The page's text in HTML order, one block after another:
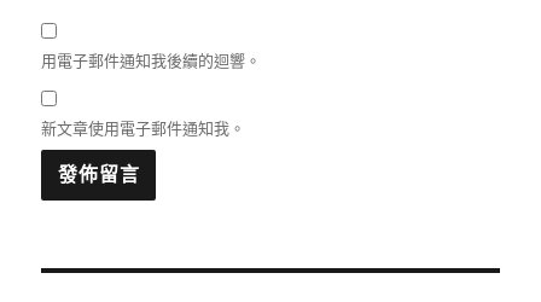
用電子郵件通知我後續的迴響。
新文章使用電子郵件通知我。